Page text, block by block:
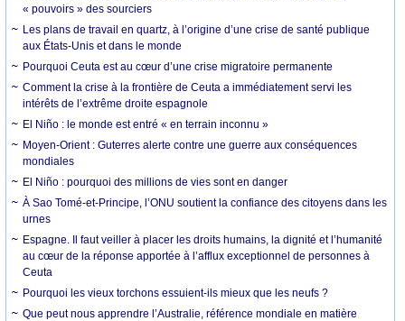
« pouvoirs » des sourciers
Les plans de travail en quartz, à l’origine d’une crise de santé publique
aux États-Unis et dans le monde
Pourquoi Ceuta est au cœur d’une crise migratoire permanente
Comment la crise à la frontière de Ceuta a immédiatement servi les
intérêts de l’extrême droite espagnole
El Niño : le monde est entré « en terrain inconnu »
Moyen-Orient : Guterres alerte contre une guerre aux conséquences
mondiales
El Niño : pourquoi des millions de vies sont en danger
À Sao Tomé-et-Principe, l’ONU soutient la confiance des citoyens dans les
urnes
Espagne. Il faut veiller à placer les droits humains, la dignité et l’humanité
au cœur de la réponse apportée à l’afflux exceptionnel de personnes à
Ceuta
Pourquoi les vieux torchons essuient-ils mieux que les neufs ?
Que peut nous apprendre l’Australie, référence mondiale en matière